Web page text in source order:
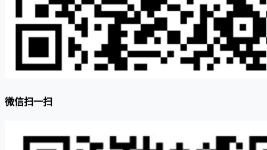
微信扫一扫